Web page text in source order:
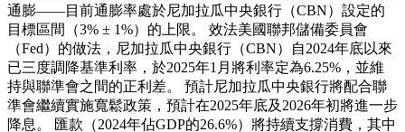
通膨——目前通膨率處於尼加拉瓜中央銀行（CBN）設定的
目標區間（3% ± 1%）的上限。 效法美國聯邦儲備委員會
（Fed）的做法，尼加拉瓜中央銀行（CBN）自2024年底以來
已三度調降基準利率，於2025年1月將利率定為6.25%，並維
持與聯準會之間的正利差。 預計尼加拉瓜中央銀行將配合聯
準會繼續實施寬鬆政策，預計在2025年底及2026年初將進一步
降息。 匯款（2024年佔GDP的26.6%）將持續支撐消費，其中